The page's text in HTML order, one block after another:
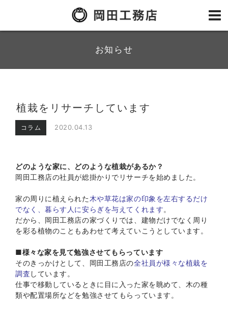
お知らせ
植栽をリサーチしています
コラム 2020.04.13
どのような家に、どのような植栽があるか？
岡田工務店の社員が総掛かりでリサーチを始めました。
家の周りに植えられた 木や草花は家の印象を左右するだけ
でなく、暮らす人に安らぎを与えてくれます。
だから、岡田工務店の家づくりでは、建物だけでなく周り
を彩る植物のこともあわせて考えていこうとしています。
■様々な家を見て勉強させてもらっています
そのきっかけとして、岡田工務店の全社員が様々な植栽を
調査 しています。
仕事で移動しているときに目に入った家を眺めて、木の種
類や配置場所などを勉強させてもらっています。